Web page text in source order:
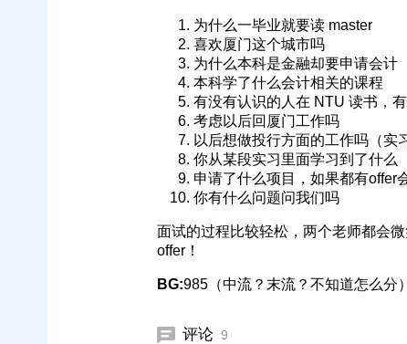
为什么一毕业就要读 master
喜欢厦门这个城市吗
为什么本科是金融却要申请会计
本科学了什么会计相关的课程
有没有认识的人在 NTU 读书，
考虑以后回厦门工作吗
以后想做投行方面的工作吗（实
你从某段实习里面学习到了什么
申请了什么项目，如果都有offer
你有什么问题问我们吗
面试的过程比较轻松，两个老师都会
offer！
BG:985（中流？末流？不知道怎么分
评论 9